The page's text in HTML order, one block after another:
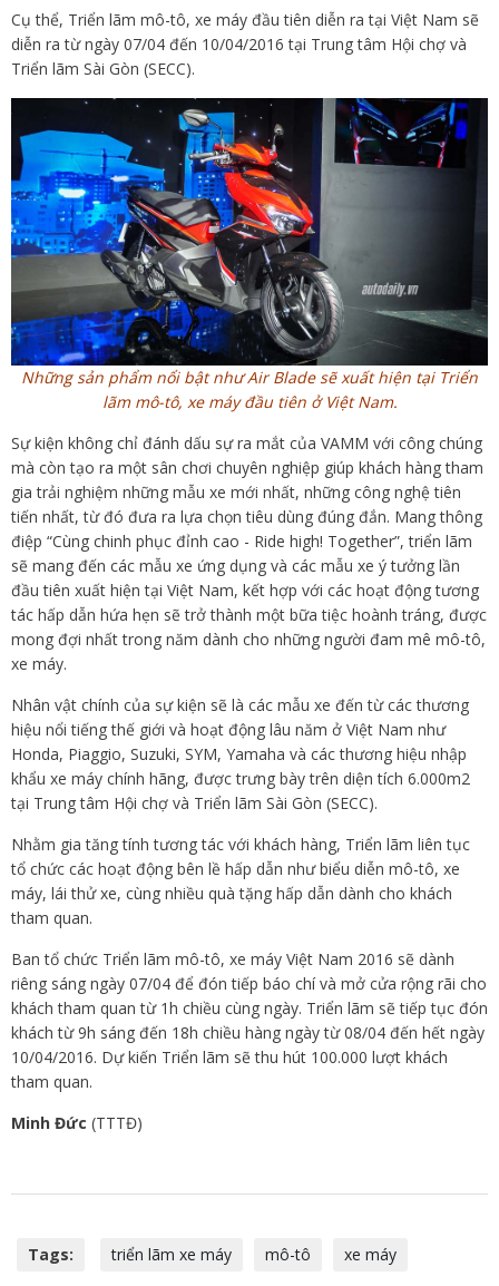
Cụ thể, Triển lãm mô-tô, xe máy đầu tiên diễn ra tại Việt Nam sẽ
diễn ra từ ngày 07/04 đến 10/04/2016 tại Trung tâm Hội chợ và
Triển lãm Sài Gòn (SECC).
Những sản phẩm nổi bật như Air Blade sẽ xuất hiện tại Triển
lãm mô-tô, xe máy đầu tiên ở Việt Nam.
Sự kiện không chỉ đánh dấu sự ra mắt của VAMM với công chúng
mà còn tạo ra một sân chơi chuyên nghiệp giúp khách hàng tham
gia trải nghiệm những mẫu xe mới nhất, những công nghệ tiên
tiến nhất, từ đó đưa ra lựa chọn tiêu dùng đúng đắn. Mang thông
điệp “Cùng chinh phục đỉnh cao - Ride high! Together”, triển lãm
sẽ mang đến các mẫu xe ứng dụng và các mẫu xe ý tưởng lần
đầu tiên xuất hiện tại Việt Nam, kết hợp với các hoạt động tương
tác hấp dẫn hứa hẹn sẽ trở thành một bữa tiệc hoành tráng, được
mong đợi nhất trong năm dành cho những người đam mê mô-tô,
xe máy.
Nhân vật chính của sự kiện sẽ là các mẫu xe đến từ các thương
hiệu nổi tiếng thế giới và hoạt động lâu năm ở Việt Nam như
Honda, Piaggio, Suzuki, SYM, Yamaha và các thương hiệu nhập
khẩu xe máy chính hãng, được trưng bày trên diện tích 6.000m2
tại Trung tâm Hội chợ và Triển lãm Sài Gòn (SECC).
Nhằm gia tăng tính tương tác với khách hàng, Triển lãm liên tục
tổ chức các hoạt động bên lề hấp dẫn như biểu diễn mô-tô, xe
máy, lái thử xe, cùng nhiều quà tặng hấp dẫn dành cho khách
tham quan.
Ban tổ chức Triển lãm mô-tô, xe máy Việt Nam 2016 sẽ dành
riêng sáng ngày 07/04 để đón tiếp báo chí và mở cửa rộng rãi cho
khách tham quan từ 1h chiều cùng ngày. Triển lãm sẽ tiếp tục đón
khách từ 9h sáng đến 18h chiều hàng ngày từ 08/04 đến hết ngày
10/04/2016. Dự kiến Triển lãm sẽ thu hút 100.000 lượt khách
tham quan.
Minh Đức (TTTĐ)
Tags: triển lãm xe máy mô-tô xe máy